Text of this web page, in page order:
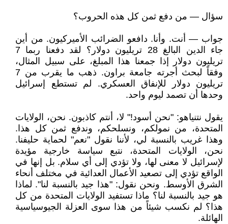
سؤال — من دفع ثمن كل هذه الحروب؟
جواب — أنت. وأنا. دافعو الضرائب الأميركيون. من أين
جاء الدين البالغ 28 تريليون دولار؟ لقد دفعنا ربما 7
تريليون دولار إذا جمعنا هذا المبلغ، على سبيل المثال،
وفقاً لبحث أجرته جامعة براون. ذهب ما يقرب من 7
تريليون دولار للإنفاق العسكري. لم تستطع إسرائيل
وحدها أن تصمد ليوم واحد.
يقول نتنياهو: "نحن أسود!" لا، أنتم كاذبون. نحن، الولايات
المتحدة، من نمولكم، ونسلحكم، وندفع ثمن كل هذا.
وهذا غريب بالنسبة لي، لأننا نقول "نعم" لحماية حليفنا.
نحن، الولايات المتحدة، نتبع سياسة خارجية مؤيدة
لإسرائيل لا معنى لها، ولا تؤدي إلى أي سلام. بل إنها في
الواقع تؤدي إلى تصعيد الأعمال العدائية في مختلف أنحاء
الشرق الأوسط. ونحن نقول: "هذا جيد بالنسبة لنا". لماذا
هو جيد بالنسبة لنا؟ ماذا تستفيد الولايات المتحدة من كل
هذا؟ لم نكسب شيئاً من هذا سوى العزلة الجيوسياسية
الهائلة.